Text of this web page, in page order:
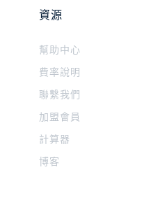
資源
幫助中心
費率說明
聯繫我們
加盟會員
計算器
博客